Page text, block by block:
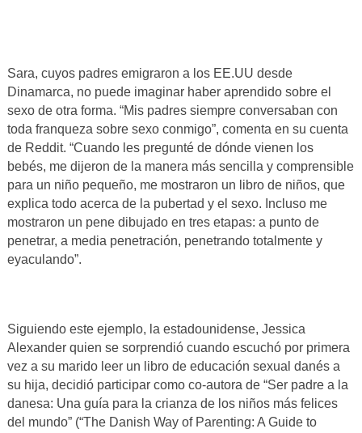
Sara, cuyos padres emigraron a los EE.UU desde
Dinamarca, no puede imaginar haber aprendido sobre el
sexo de otra forma. “Mis padres siempre conversaban con
toda franqueza sobre sexo conmigo”, comenta en su cuenta
de Reddit. “Cuando les pregunté de dónde vienen los
bebés, me dijeron de la manera más sencilla y comprensible
para un niño pequeño, me mostraron un libro de niños, que
explica todo acerca de la pubertad y el sexo. Incluso me
mostraron un pene dibujado en tres etapas: a punto de
penetrar, a media penetración, penetrando totalmente y
eyaculando”.
Siguiendo este ejemplo, la estadounidense, Jessica
Alexander quien se sorprendió cuando escuchó por primera
vez a su marido leer un libro de educación sexual danés a
su hija, decidió participar como co-autora de “Ser padre a la
danesa: Una guía para la crianza de los niños más felices
del mundo” (“The Danish Way of Parenting: A Guide to